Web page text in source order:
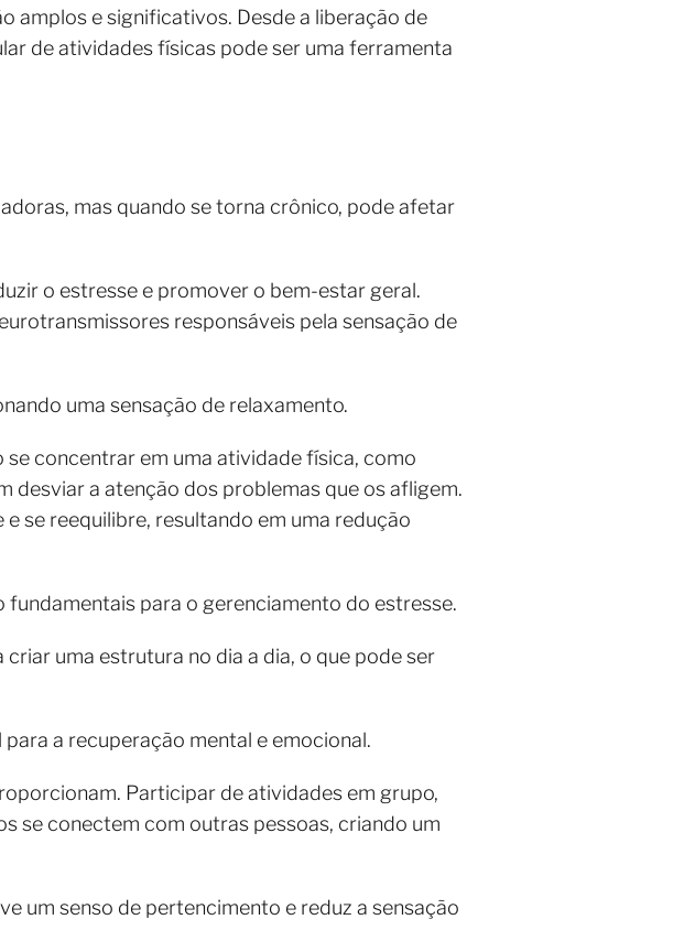
amplos e significativos. Desde a liberação de
de atividades físicas pode ser uma ferramenta
mas quando se torna crônico, pode afetar
o estresse e promover o bem-estar geral.
responsáveis pela sensação de
uma sensação de relaxamento.
se concentrar em uma atividade física, como
desviar a atenção dos problemas que os afligem.
se reequilibre, resultando em uma redução
para o gerenciamento do estresse.
uma estrutura no dia a dia, o que pode ser
a recuperação mental e emocional.
Participar de atividades em grupo,
se conectem com outras pessoas, criando um
um senso de pertencimento e reduz a sensação